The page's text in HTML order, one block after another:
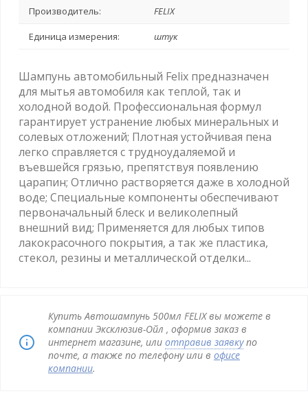
Производитель: FELIX
Единица измерения: штук
Шампунь автомобильный Felix предназначен
для мытья автомобиля как теплой, так и
холодной водой. Профессиональная формул
гарантирует устранение любых минеральных и
солевых отложений; Плотная устойчивая пена
легко справляется с трудноудаляемой и
въевшейся грязью, препятствуя появлению
царапин; Отлично растворяется даже в холодной
воде; Специальные компоненты обеспечивают
первоначальный блеск и великолепный
внешний вид; Применяется для любых типов
лакокрасочного покрытия, а так же пластика,
стекол, резины и металлической отделки...
Купить Автошампунь 500мл FELIX вы можете в
компании Эксклюзив-Ойл , оформив заказ в
интернет магазине, или отправив заявкупо
почте, а также по телефону или в офисе
компании.